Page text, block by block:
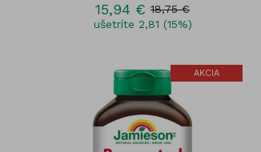
15,94 € 18,75 €
ušetríte 2,81 (15%)
AKCIA